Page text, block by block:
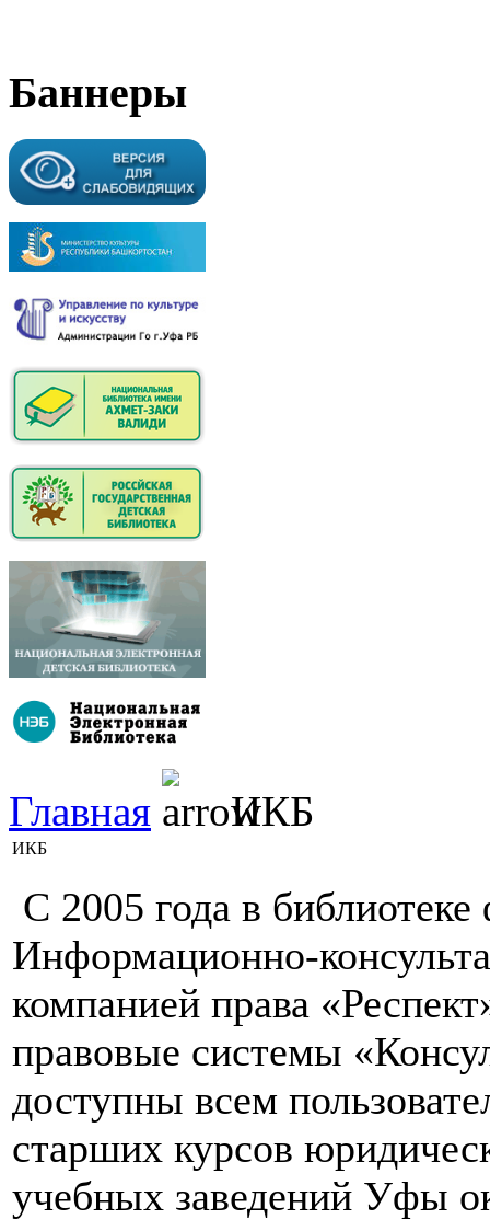
Баннеры
Главная ИКБ
ИКБ
С 2005 года в
Информационно-
компанией права
правовые системы
доступны всем
старших курсов
учебных заведений Уфы